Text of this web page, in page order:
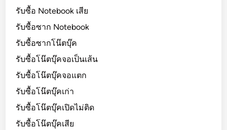
รับซื้อ Notebook เสีย
รับซื้อซาก Notebook
รับซื้อซากโน๊ตบุ๊ค
รับซื้อโน๊ตบุ๊คจอเป็นเส้น
รับซื้อโน๊ตบุ๊คจอแตก
รับซื้อโน๊ตบุ๊คเก่า
รับซื้อโน๊ตบุ๊คเปิดไม่ติด
รับซื้อโน๊ตบุ๊คเสีย